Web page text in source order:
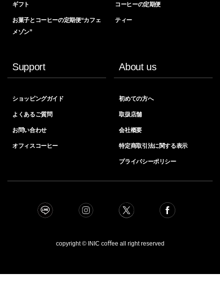
ギフト コーヒーの定期便
お菓子とコーヒーの定期便“カフェ
メゾン”
ティー
Support
ショッピングガイド
よくあるご質問
お問い合わせ
オフィスコーヒー
About us
初めての方へ
取扱店舗
会社概要
特定商取引法に関する表示
プライバシーポリシー
copyright © INIC coﬀee all right reserved